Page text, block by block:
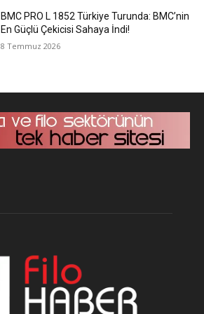
BMC PRO L 1852 Türkiye Turunda: BMC’nin
En Güçlü Çekicisi Sahaya İndi!
8 Temmuz 2026